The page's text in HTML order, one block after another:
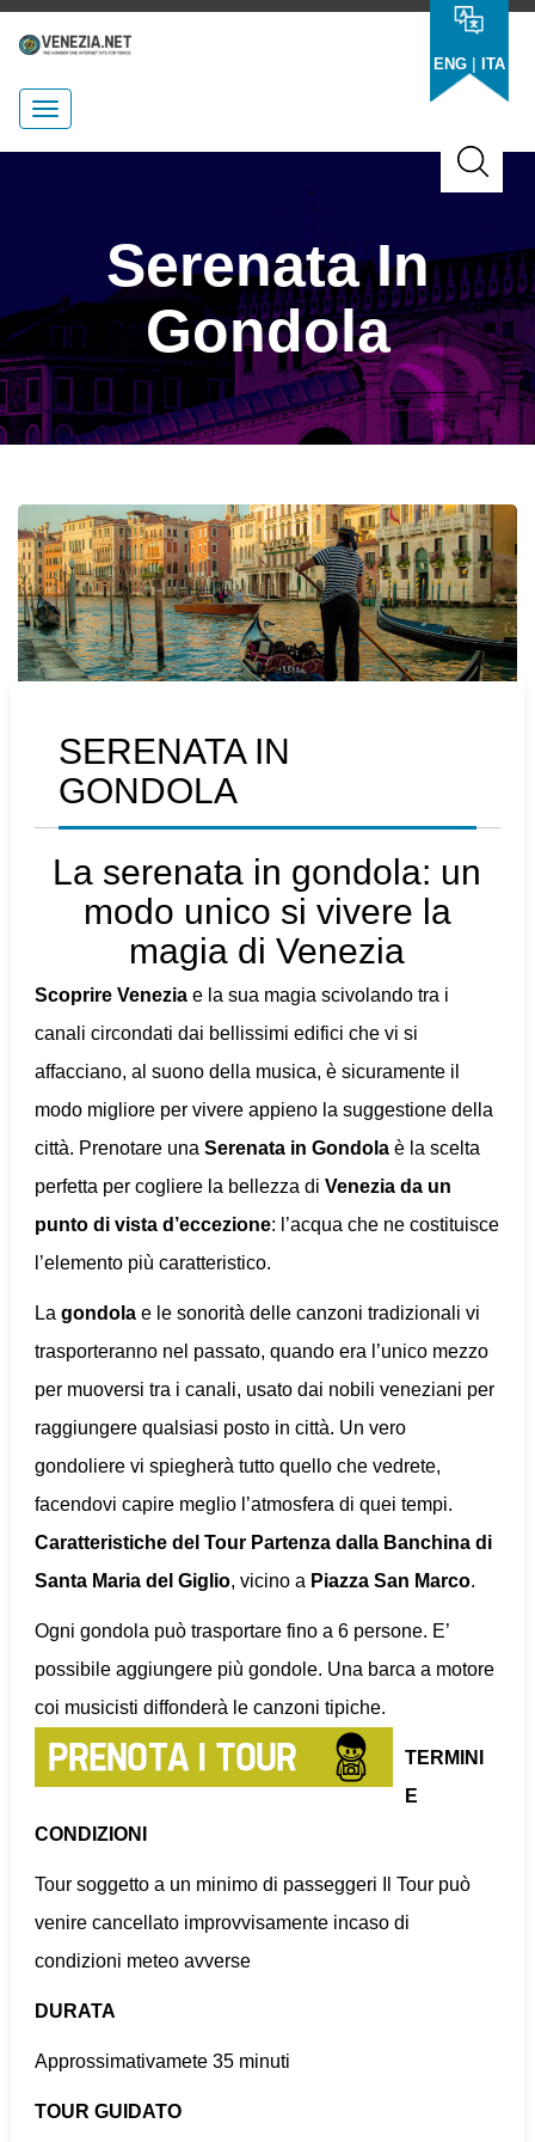
ENG | ITA
Serenata In
Gondola
SERENATA IN
GONDOLA
La serenata in gondola: un
modo unico si vivere la
magia di Venezia
Scoprire Veneziae la sua magia scivolando tra i
canali circondati dai bellissimi edifici che vi si
affacciano, al suono della musica, è sicuramente il
modo migliore per vivere appieno la suggestione della
città. Prenotare una Serenata in Gondolaè la scelta
perfetta per cogliere la bellezza di Venezia da un
punto di vista d’eccezione: l’acqua che ne costituisce
l’elemento più caratteristico.
La gondolae le sonorità delle canzoni tradizionali vi
trasporteranno nel passato, quando era l’unico mezzo
per muoversi tra i canali, usato dai nobili veneziani per
raggiungere qualsiasi posto in città. Un vero
gondoliere vi spiegherà tutto quello che vedrete,
facendovi capire meglio l’atmosfera di quei tempi.
Caratteristiche del Tour Partenza dalla Banchina di
Santa Maria del Giglio, vicino a Piazza San Marco.
Ogni gondola può trasportare fino a 6 persone. E’
possibile aggiungere più gondole. Una barca a motore
coi musicisti diffonderà le canzoni tipiche.
TERMINI
E
CONDIZIONI
Tour soggetto a un minimo di passeggeri Il Tour può
venire cancellato improvvisamente incaso di
condizioni meteo avverse
DURATA
Approssimativamete 35 minuti
TOUR GUIDATO